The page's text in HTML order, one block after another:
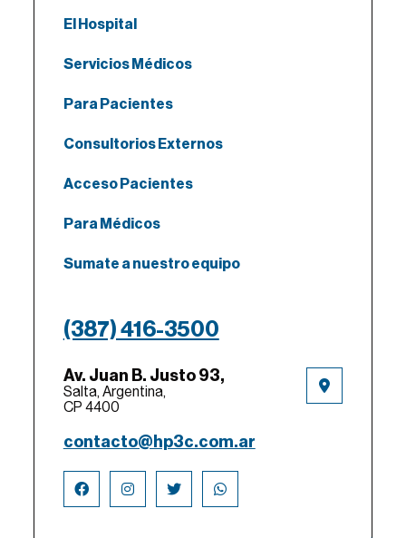
El Hospital
Servicios Médicos
Para Pacientes
Consultorios Externos
Acceso Pacientes
Para Médicos
Sumate a nuestro equipo
(387) 416-3500
Av. Juan B. Justo 93,
Salta, Argentina,
CP 4400
contacto@hp3c.com.ar